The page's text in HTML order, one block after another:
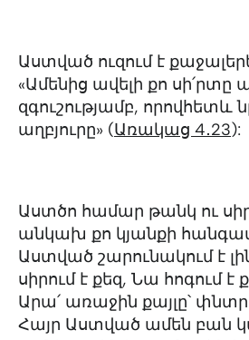
Աստված ուզում է
«Ամենից ավելի քո սի՛րտը
զգուշությամբ, որովհետև
աղբյուրը» (Առակաց 4․23):
Աստծո համար թանկ ու
անկախ քո կյանքի
Աստված շարունակում է
սիրում է քեզ, Նա հոգում է
Արա՛ առաջին քայլը՝
Հայր Աստված ամեն բան